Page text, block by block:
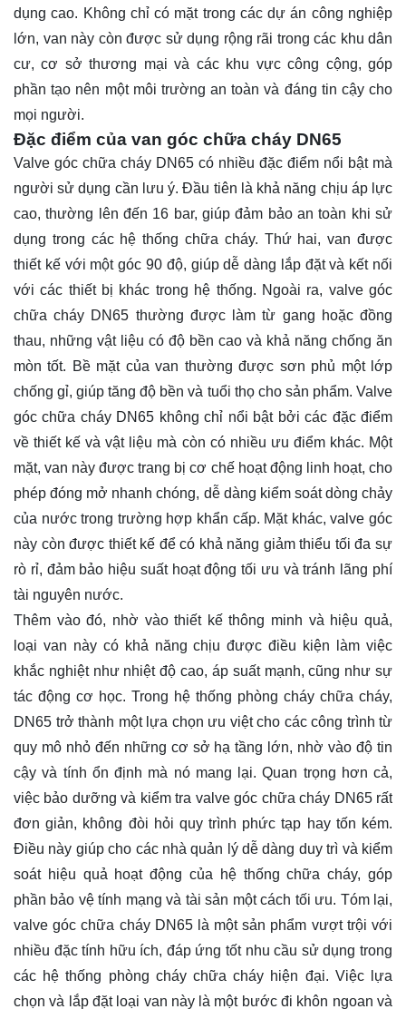
dụng cao. Không chỉ có mặt trong các dự án công nghiệp
lớn, van này còn được sử dụng rộng rãi trong các khu dân
cư, cơ sở thương mại và các khu vực công cộng, góp
phần tạo nên một môi trường an toàn và đáng tin cậy cho
mọi người.
Đặc điểm của van góc chữa cháy DN65
Valve góc chữa cháy DN65 có nhiều đặc điểm nổi bật mà
người sử dụng cần lưu ý. Đầu tiên là khả năng chịu áp lực
cao, thường lên đến 16 bar, giúp đảm bảo an toàn khi sử
dụng trong các hệ thống chữa cháy. Thứ hai, van được
thiết kế với một góc 90 độ, giúp dễ dàng lắp đặt và kết nối
với các thiết bị khác trong hệ thống. Ngoài ra, valve góc
chữa cháy DN65 thường được làm từ gang hoặc đồng
thau, những vật liệu có độ bền cao và khả năng chống ăn
mòn tốt. Bề mặt của van thường được sơn phủ một lớp
chống gỉ, giúp tăng độ bền và tuổi thọ cho sản phẩm. Valve
góc chữa cháy DN65 không chỉ nổi bật bởi các đặc điểm
về thiết kế và vật liệu mà còn có nhiều ưu điểm khác. Một
mặt, van này được trang bị cơ chế hoạt động linh hoạt, cho
phép đóng mở nhanh chóng, dễ dàng kiểm soát dòng chảy
của nước trong trường hợp khẩn cấp. Mặt khác, valve góc
này còn được thiết kế để có khả năng giảm thiểu tối đa sự
rò rỉ, đảm bảo hiệu suất hoạt động tối ưu và tránh lãng phí
tài nguyên nước.
Thêm vào đó, nhờ vào thiết kế thông minh và hiệu quả,
loại van này có khả năng chịu được điều kiện làm việc
khắc nghiệt như nhiệt độ cao, áp suất mạnh, cũng như sự
tác động cơ học. Trong hệ thống phòng cháy chữa cháy,
DN65 trở thành một lựa chọn ưu việt cho các công trình từ
quy mô nhỏ đến những cơ sở hạ tầng lớn, nhờ vào độ tin
cậy và tính ổn định mà nó mang lại. Quan trọng hơn cả,
việc bảo dưỡng và kiểm tra valve góc chữa cháy DN65 rất
đơn giản, không đòi hỏi quy trình phức tạp hay tốn kém.
Điều này giúp cho các nhà quản lý dễ dàng duy trì và kiểm
soát hiệu quả hoạt động của hệ thống chữa cháy, góp
phần bảo vệ tính mạng và tài sản một cách tối ưu. Tóm lại,
valve góc chữa cháy DN65 là một sản phẩm vượt trội với
nhiều đặc tính hữu ích, đáp ứng tốt nhu cầu sử dụng trong
các hệ thống phòng cháy chữa cháy hiện đại. Việc lựa
chọn và lắp đặt loại van này là một bước đi khôn ngoan và